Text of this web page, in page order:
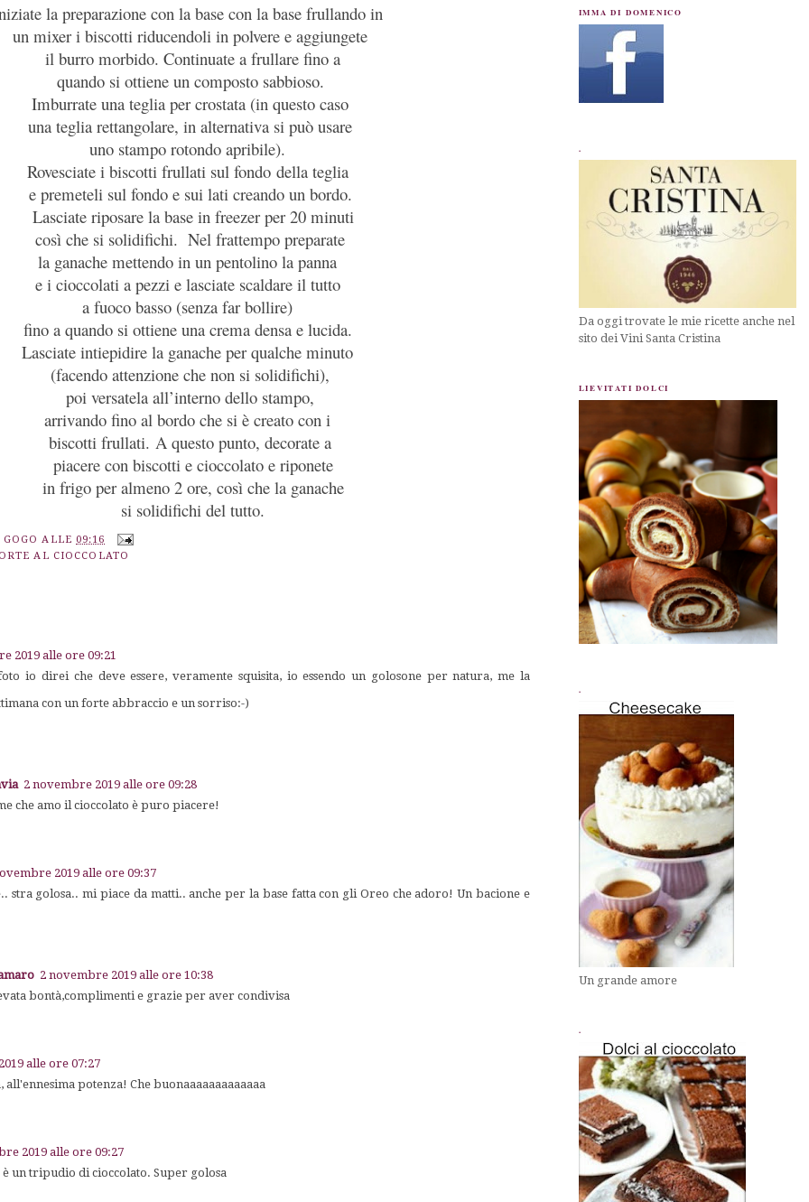
la preparazione con la base con la base frullando in
un mixer i biscotti riducendoli in polvere e aggiungete
il burro morbido. Continuate a frullare fino a
quando si ottiene un composto sabbioso.
Imburrate una teglia per crostata (in questo caso
una teglia rettangolare, in alternativa si può usare
uno stampo rotondo apribile).
Rovesciate i biscotti frullati sul fondo della teglia
e premeteli sul fondo e sui lati creando un bordo.
Lasciate riposare la base in freezer per 20 minuti
così che si solidifichi. Nel frattempo preparate
la ganache mettendo in un pentolino la panna
e i cioccolati a pezzi e lasciate scaldare il tutto
a fuoco basso (senza far bollire)
fino a quando si ottiene una crema densa e lucida.
Lasciate intiepidire la ganache per qualche minuto
(facendo attenzione che non si solidifichi),
poi versatela all’interno dello stampo,
arrivando fino al bordo che si è creato con i
biscotti frullati. A questo punto, decorate a
piacere con biscotti e cioccolato e riponete
in frigo per almeno 2 ore, così che la ganache
si solidifichi del tutto.
ALLE 09:16
AL CIOCCOLATO
2019 alle ore 09:21
io direi che deve essere, veramente squisita, io essendo un golosone per natura, me la
con un forte abbraccio e un sorriso:-)
2 novembre 2019 alle ore 09:28
che amo il cioccolato è puro piacere!
2019 alle ore 09:37
stra golosa.. mi piace da matti.. anche per la base fatta con gli Oreo che adoro! Un bacione e
2 novembre 2019 alle ore 10:38
bontà,complimenti e grazie per aver condivisa
alle ore 07:27
all'ennesima potenza! Che buonaaaaaaaaaaaaa
2019 alle ore 09:27
è un tripudio di cioccolato. Super golosa
IMMA DI DOMENICO
.
Da oggi trovate le mie ricette anche nel
sito dei Vini Santa Cristina
LIEVITATI DOLCI
.
Un grande amore
.